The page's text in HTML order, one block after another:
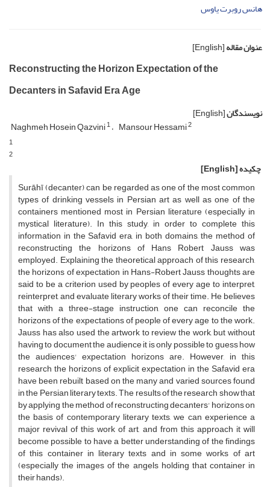
هانس روبرت یاوس
عنوان مقاله[English]
Reconstructing the Horizon Expectation of the
Decanters in Safavid Era Age
نویسندگان[English]
Naghmeh Hosein Qazvini1 Mansour Hessami2
1
2
چکیده[English]
Surāhī (decanter) can be regarded as one of the most common
types of drinking vessels in Persian art as well as one of the
containers mentioned most in Persian literature (especially in
mystical literature). In this study, in order to complete this
information in the Safavid era, in both domains, the method of
reconstructing the horizons of Hans Robert Jauss was
employed. Explaining the theoretical approach of this research,
the horizons of expectation in Hans-Robert Jauss thoughts are
said to be a criterion used by peoples of every age to interpret,
reinterpret, and evaluate literary works of their time. He believes
that with a three-stage instruction, one can reconcile the
horizons of the expectations of people of every age to the work.
Jauss has also used the artwork to review the work, but without
having to document the audience it is only possible to guess how
the audiences' expectation horizons are. However, in this
research the horizons of explicit expectation in the Safavid era
have been rebuilt based on the many and varied sources found
in the Persian literary texts. The results of the research show that
by applying the method of reconstructing decanters' horizons on
the basis of contemporary literary texts, we can experience a
major revival of this work of art, and from this approach it will
become possible to have a better understanding of the findings
of this container in literary texts and in some works of art
(especially the images of the angels holding that container in
their hands).